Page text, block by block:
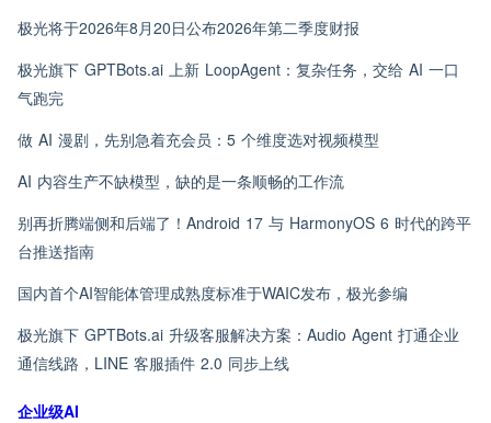
极光将于2026年8月20日公布2026年第二季度财报
极光旗下 GPTBots.ai 上新 LoopAgent：复杂任务，交给 AI 一口
气跑完
做 AI 漫剧，先别急着充会员：5 个维度选对视频模型
AI 内容生产不缺模型，缺的是一条顺畅的工作流
别再折腾端侧和后端了！Android 17 与 HarmonyOS 6 时代的跨平
台推送指南
国内首个AI智能体管理成熟度标准于WAIC发布，极光参编
极光旗下 GPTBots.ai 升级客服解决方案：Audio Agent 打通企业
通信线路，LINE 客服插件 2.0 同步上线
企业级AI